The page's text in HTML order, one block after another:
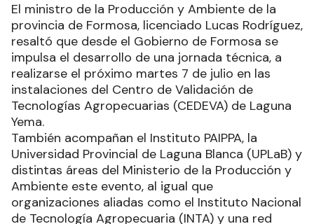
El ministro de la Producción y Ambiente de la
provincia de Formosa, licenciado Lucas Rodríguez,
resaltó que desde el Gobierno de Formosa se
impulsa el desarrollo de una jornada técnica, a
realizarse el próximo martes 7 de julio en las
instalaciones del Centro de Validación de
Tecnologías Agropecuarias (CEDEVA) de Laguna
Yema.
También acompañan el Instituto PAIPPA, la
Universidad Provincial de Laguna Blanca (UPLaB) y
distintas áreas del Ministerio de la Producción y
Ambiente este evento, al igual que
organizaciones aliadas como el Instituto Nacional
de Tecnología Agropecuaria (INTA) y una red